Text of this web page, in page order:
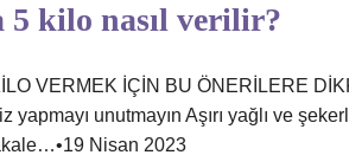
kilo nasıl verilir?
VERMEK İÇİN BU ÖNERİLERE
yapmayı unutmayın Aşırı yağlı ve
Nisan 2023